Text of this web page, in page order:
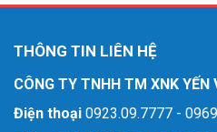
THÔNG TIN LIÊN HỆ
CÔNG TY TNHH TM XNK YẾN
Điện thoại 0923.09.7777 -